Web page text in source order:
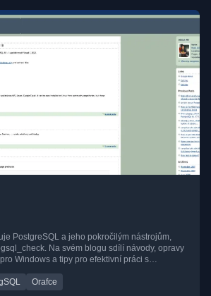
PostgreSQL a jeho pokročilým nástrojům,
Na svém blogu sdílí návody, opravy
Windows a tipy pro efektivní práci s
Orafce